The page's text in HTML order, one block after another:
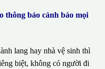
thông báo cảnh báo mọi
lang hay nhà vệ sinh thì
biệt, không có người đi